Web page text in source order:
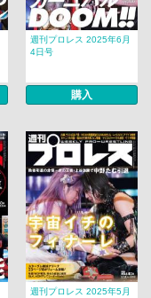
週刊プロレス 2025年6月
4日号
購入
週刊プロレス 2025年5月